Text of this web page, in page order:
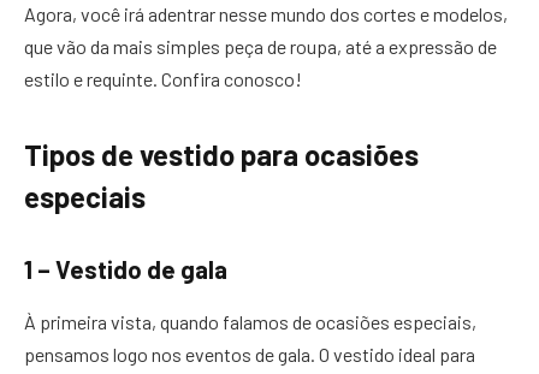
Agora, você irá adentrar nesse mundo dos cortes e modelos,
que vão da mais simples peça de roupa, até a expressão de
estilo e requinte. Confira conosco!
Tipos de vestido para ocasiões
especiais
1 – Vestido de gala
À primeira vista, quando falamos de ocasiões especiais,
pensamos logo nos eventos de gala. O vestido ideal para